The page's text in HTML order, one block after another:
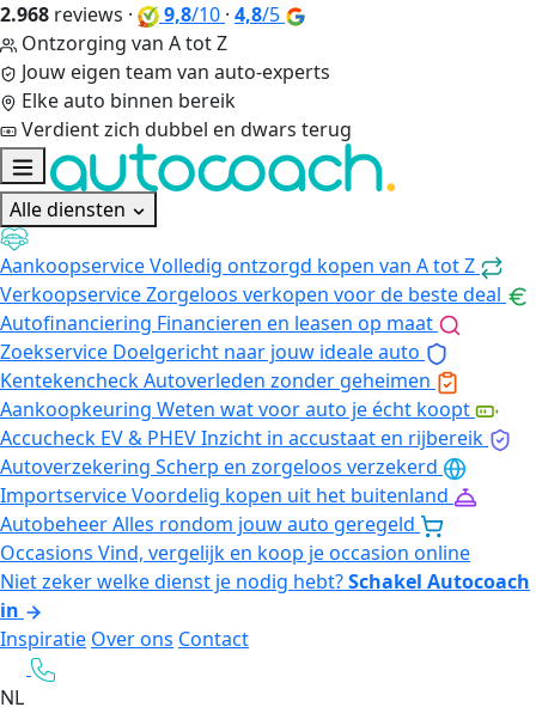
2.968 reviews · 9,8/10 · 4,8/5
Ontzorging van A tot Z
Jouw eigen team van auto-experts
Elke auto binnen bereik
Verdient zich dubbel en dwars terug
Alle diensten
AankoopserviceVolledig ontzorgd kopen van A tot Z
VerkoopserviceZorgeloos verkopen voor de beste deal
Autofinanciering Financieren en leasen op maat
Zoekservice Doelgericht naar jouw ideale auto
KentekencheckAutoverleden zonder geheimen
Aankoopkeuring Weten wat voor auto je écht koopt
Accucheck EV & PHEVInzicht in accustaat en rijbereik
Autoverzekering Scherp en zorgeloos verzekerd
ImportserviceVoordelig kopen uit het buitenland
AutobeheerAlles rondom jouw auto geregeld
Occasions Vind, vergelijk en koop je occasion online
Niet zeker welke dienst je nodig hebt?Schakel Autocoach
in
Inspiratie Over ons Contact
NL